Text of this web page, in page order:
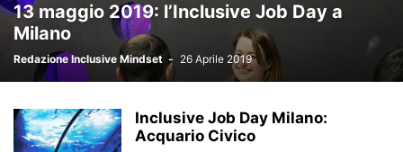
13 maggio 2019: l’Inclusive Job Day a
Milano
Redazione Inclusive Mindset - 26 Aprile 2019
Inclusive Job Day Milano:
Acquario Civico